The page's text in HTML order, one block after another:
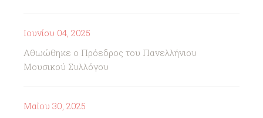
Ιουνίου 04, 2025
Αθωώθηκε ο Πρόεδρος του Πανελλήνιου
Μουσικού Συλλόγου
Μαΐου 30, 2025